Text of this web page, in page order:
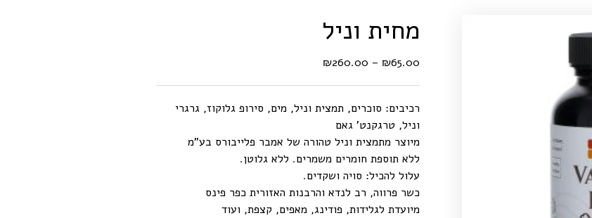
מחית וניל
₪65.00
–
₪260.00
רכיבים: סוכרים, תמצית וניל, מים, סירופ גלוקוז, גרגרי
וניל, טרגקנט’ גאם
מיוצר מתמצית וניל טהורה של אמבר פלייבורס בע”מ
ללא תוספת חומרים משמרים. ללא גלוטן.
עלול להכיל: סויה ושקדים.
כשר פרווה, רב לנדא והרבנות האזורית כפר פינס
מיועדת לגלידות, פודינג, מאפים, קצפת, ועוד